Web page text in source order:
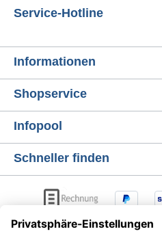
Service-Hotline
Informationen
Shopservice
Infopool
Schneller finden